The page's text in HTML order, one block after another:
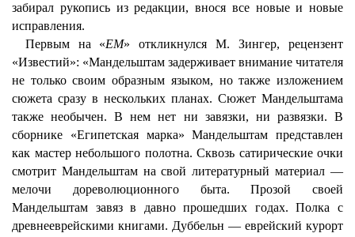
забирал рукопись из редакции, внося все новые и новые
исправления.
Первым на «ЕМ» откликнулся М. Зингер, рецензент
«Известий»: «Мандельштам задерживает внимание читателя
не только своим образным языком, но также изложением
сюжета сразу в нескольких планах. Сюжет Мандельштама
также необычен. В нем нет ни завязки, ни развязки. В
сборнике «Египетская марка» Мандельштам представлен
как мастер небольшого полотна. Сквозь сатирические очки
смотрит Мандельштам на свой литературный материал —
мелочи дореволюционного быта. Прозой своей
Мандельштам завяз в давно прошедших годах. Полка с
древнееврейскими книгами. Дуббельн — еврейский курорт